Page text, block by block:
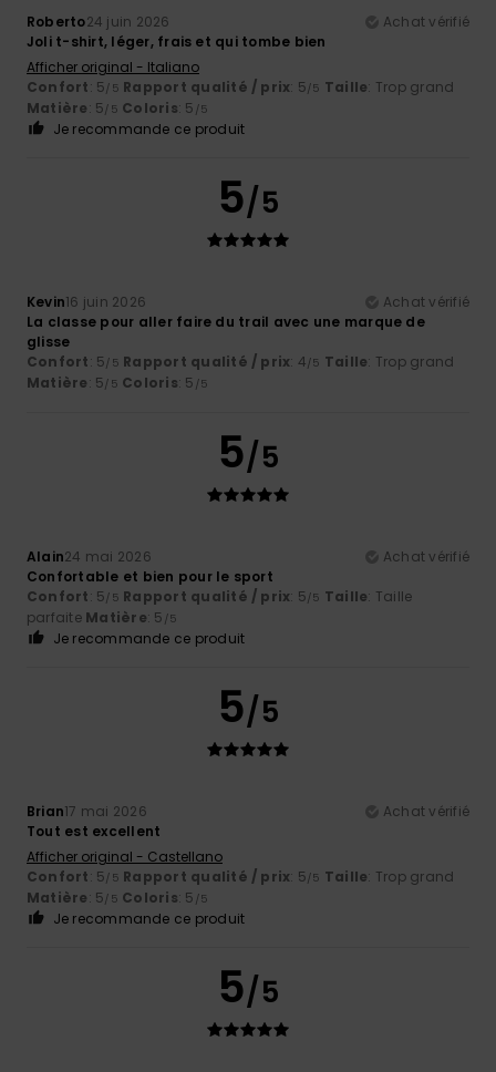
Roberto24 juin 2026
Achat vérifié
Joli t-shirt, léger, frais et qui tombe bien
Afficher original - Italiano
Confort: 5/5 Rapport qualité / prix: 5/5 Taille: Trop grand
Matière: 5/5 Coloris: 5 /5
Je recommande ce produit
5/5
Kevin16 juin 2026
Achat vérifié
La classe pour aller faire du trail avec une marque de
glisse
Confort: 5/5 Rapport qualité / prix: 4/5 Taille: Trop grand
Matière: 5/5 Coloris: 5 /5
5/5
Alain24 mai 2026
Achat vérifié
Confortable et bien pour le sport
Confort: 5/5 Rapport qualité / prix: 5/5 Taille: Taille
parfaite Matière: 5 /5
Je recommande ce produit
5/5
Brian17 mai 2026
Achat vérifié
Tout est excellent
Afficher original - Castellano
Confort: 5/5 Rapport qualité / prix: 5/5 Taille: Trop grand
Matière: 5/5 Coloris: 5 /5
Je recommande ce produit
5/5